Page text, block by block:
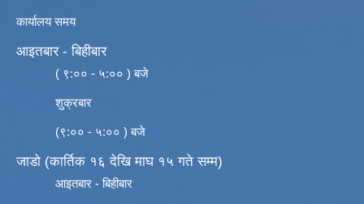
कार्यालय समय
आइतबार - बिहीबार
( ९:०० - ५:०० ) बजे
शुक्रबार
(९:०० - ५:०० ) बजे
जाडो (कार्तिक १६ देखि माघ १५ गते सम्म)
आइतबार - बिहीबार